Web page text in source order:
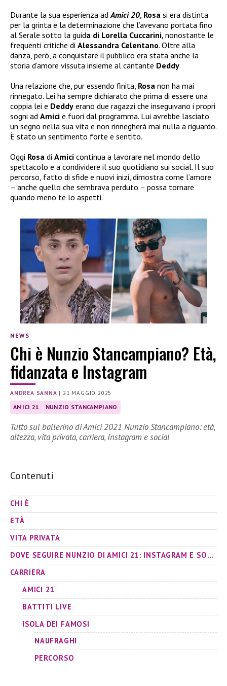
Durante la sua esperienza adAmici 20, Rosa si era distinta
per la grinta e la determinazione che l’avevano portata fino
al Serale sotto la guida di Lorella Cuccarini,nonostante le
frequenti critiche di Alessandra Celentano. Oltre alla
danza, però, a conquistare il pubblico era stata anche la
storia d’amore vissuta insieme al cantante Deddy.
Una relazione che, pur essendo finita, Rosa non ha mai
rinnegato. Lei ha sempre dichiarato che prima di essere una
coppia lei e Deddy erano due ragazzi che inseguivano i propri
sogni ad Amici e fuori dal programma. Lui avrebbe lasciato
un segno nella sua vita e non rinnegherà mai nulla a riguardo.
È stato un sentimento forte e sentito.
Oggi Rosa di Amici continua a lavorare nel mondo dello
spettacolo e a condividere il suo quotidiano sui social. Il suo
percorso, fatto di sfide e nuovi inizi, dimostra come l’amore
– anche quello che sembrava perduto – possa tornare
quando meno te lo aspetti.
NEWS
Chi è Nunzio Stancampiano? Età,
fidanzata e Instagram
ANDREA SANNA | 21 MAGGIO 2025
AMICI 21 NUNZIO STANCAMPIANO
Tutto sul ballerino di Amici 2021 Nunzio Stancampiano: età,
altezza, vita privata, carriera, Instagram e social
Contenuti
CHI È
ETÀ
VITA PRIVATA
DOVE SEGUIRE NUNZIO DI AMICI 21: INSTAGRAM E SOCIAL
CARRIERA
AMICI 21
BATTITI LIVE
ISOLA DEI FAMOSI
NAUFRAGHI
PERCORSO